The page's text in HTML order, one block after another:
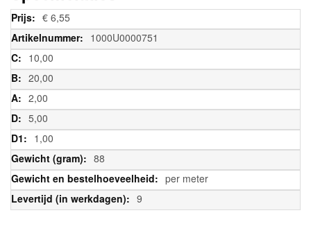
Meer
informatie
€ 6,55
1000U0000751
10,00
20,00
2,00
5,00
1,00
88
per meter
9